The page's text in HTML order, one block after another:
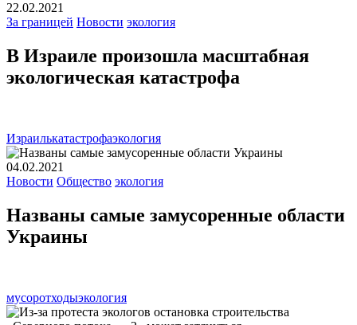
22.02.2021
За границей Новости экология
В Израиле произошла масштабная
экологическая катастрофа
Израилькатастрофаэкология
04.02.2021
Новости Общество экология
Названы самые замусоренные области
Украины
мусоротходыэкология